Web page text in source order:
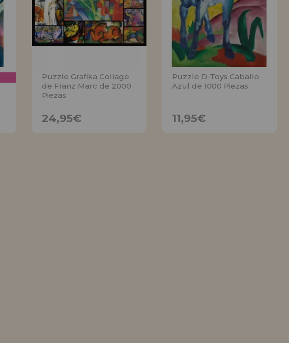
Puzzle Grafika Collage
de Franz Marc de 2000
Piezas
24,95€
Puzzle D-Toys Caballo
Azul de 1000 Piezas
11,95€